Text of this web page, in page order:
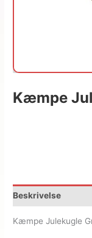
Kæmpe
Beskrivelse
Kæmpe Julekugle